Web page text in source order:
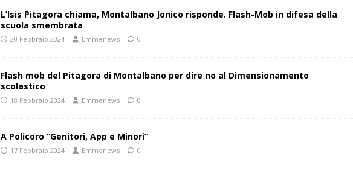
L’Isis Pitagora chiama, Montalbano Jonico risponde. Flash-Mob in difesa della
scuola smembrata
20 Febbraio 2024 Emmenews 0
Flash mob del Pitagora di Montalbano per dire no al Dimensionamento
scolastico
18 Febbraio 2024 Emmenews 0
A Policoro “Genitori, App e Minori”
17 Febbraio 2024 Emmenews 0